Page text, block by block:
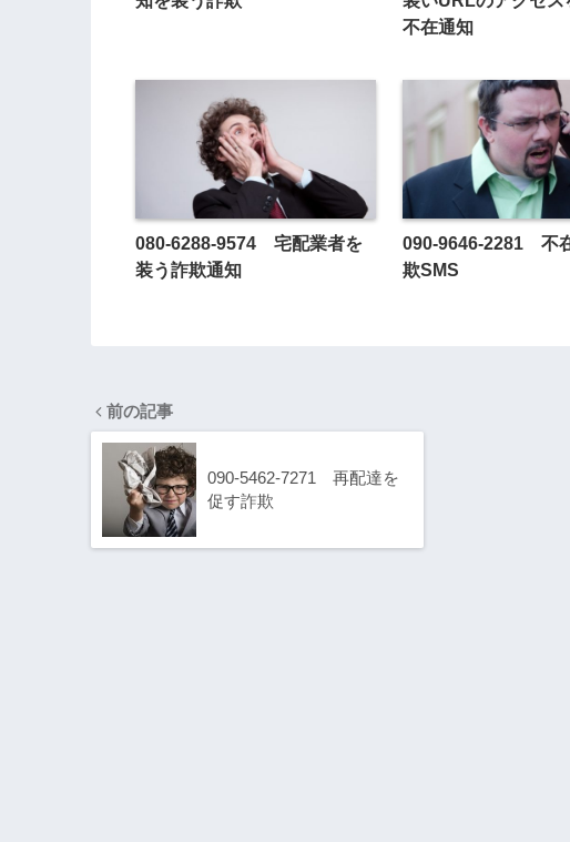
不在通知
080-6288-9574 宅配業者を
装う詐欺通知
090-9646-2281 不
欺SMS
前の記事
090-5462-7271 再配達を
促す詐欺